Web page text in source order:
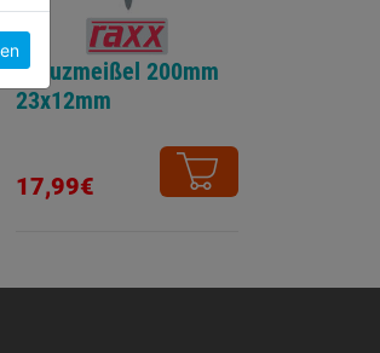
Kreuzmeißel 200mm
23x12mm
17,99€